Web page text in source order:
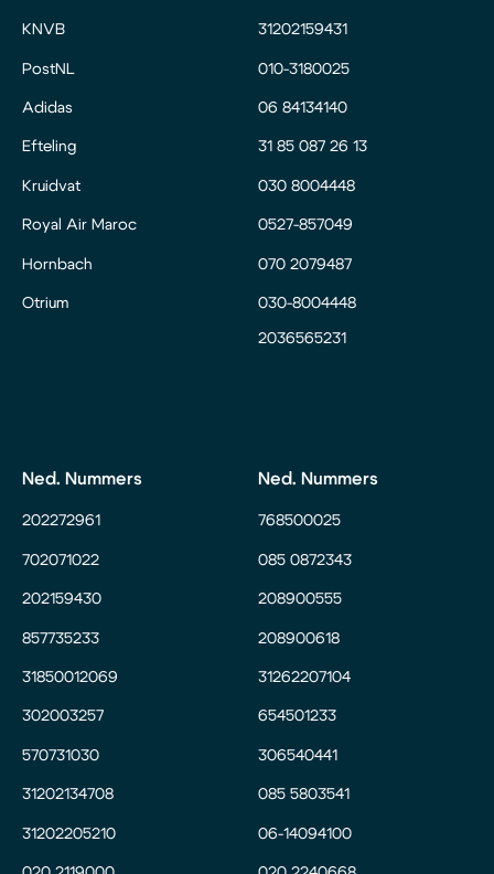
KNVB
PostNL
Adidas
Efteling
Kruidvat
Royal Air Maroc
Hornbach
Otrium
31202159431
010-3180025
06 84134140
31 85 087 26 13
030 8004448
0527-857049
070 2079487
030-8004448
2036565231
Ned. Nummers
202272961
702071022
202159430
857735233
31850012069
302003257
570731030
31202134708
31202205210
Ned. Nummers
768500025
085 0872343
208900555
208900618
31262207104
654501233
306540441
085 5803541
06-14094100